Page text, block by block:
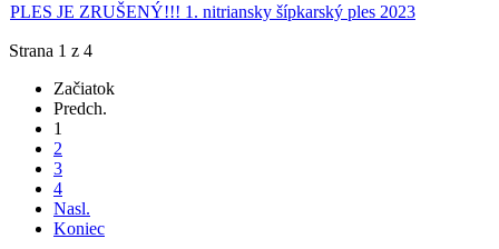
PLES JE ZRUŠENÝ!!! 1. nitriansky šípkarský ples 2023
Strana 1 z 4
Začiatok
Predch.
1
2
3
4
Nasl.
Koniec